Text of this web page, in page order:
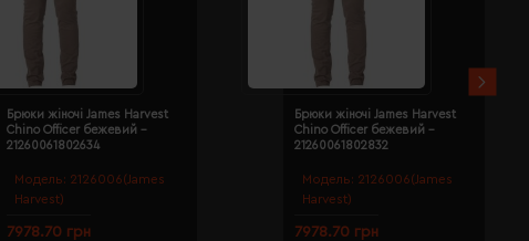
Модель: 2126006(James
Harvest)
Брюки жіночі James Harvest
Chino Officer бежевий -
21260061802634
7978.70 грн
Модель: 2126006(James
Harvest)
Брюки жіночі James Harvest
Chino Officer бежевий -
21260061802832
7978.70 грн